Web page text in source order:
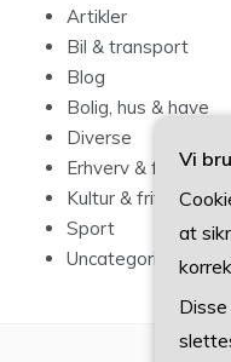
Artikler
Bil & transport
Blog
Bolig, hus & have
Diverse
Erhverv & forbrug
Kultur & fritid
Sport
Uncategorized
Vi
at